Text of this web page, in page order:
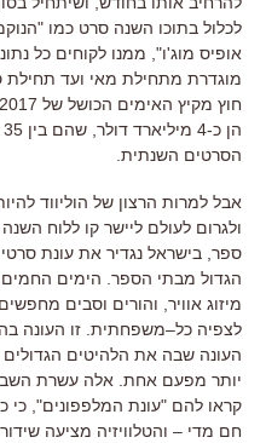
לכלול בתוכו השנה סרט כמו "
אופיס מוג'ו", ממנו לקוחים כל
מוגדרת מתחילת מאי ועד
חוץ מקיץ האימים הכושל של 2017 –
הן כ-4 מיליארד דולר שהם בין 35
הסרטים השנתית
אבל למרות הרצון של הוליווד
ולגרום לעולם ליישר קו ללוח
ספר בישראל נגדיר את עונת
הגדול מבתי הספר הימים החמים
מיזוג אוויר והורים וסבים
לצפיה כל–משפחתית זו העונה
העונה שבה את הלהיטים הגדולים
יותר מפעם אחת אלה עשרת
קראו להם "עונת המלפפונים", כי
חם מדי – והטלוויזיה מציעה